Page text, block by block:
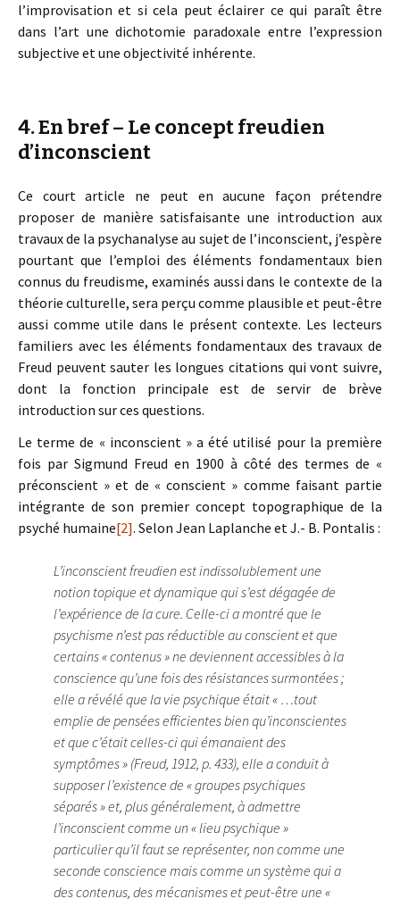
l’improvisation et si cela peut éclairer ce qui paraît être
dans l’art une dichotomie paradoxale entre l’expression
subjective et une objectivité inhérente.
4. En bref – Le concept freudien
d’inconscient
Ce court article ne peut en aucune façon prétendre
proposer de manière satisfaisante une introduction aux
travaux de la psychanalyse au sujet de l’inconscient, j’espère
pourtant que l’emploi des éléments fondamentaux bien
connus du freudisme, examinés aussi dans le contexte de la
théorie culturelle, sera perçu comme plausible et peut-être
aussi comme utile dans le présent contexte. Les lecteurs
familiers avec les éléments fondamentaux des travaux de
Freud peuvent sauter les longues citations qui vont suivre,
dont la fonction principale est de servir de brève
introduction sur ces questions.
Le terme de « inconscient » a été utilisé pour la première
fois par Sigmund Freud en 1900 à côté des termes de «
préconscient » et de « conscient » comme faisant partie
intégrante de son premier concept topographique de la
psyché humaine[2]. Selon Jean Laplanche et J.- B. Pontalis :
L’inconscient freudien est indissolublement une
notion topique et dynamique qui s’est dégagée de
l’expérience de la cure. Celle-ci a montré que le
psychisme n’est pas réductible au conscient et que
certains « contenus » ne deviennent accessibles à la
conscience qu’une fois des résistances surmontées ;
elle a révélé que la vie psychique était « …tout
emplie de pensées efficientes bien qu’inconscientes
et que c’était celles-ci qui émanaient des
symptômes » (Freud, 1912, p. 433), elle a conduit à
supposer l’existence de « groupes psychiques
séparés » et, plus généralement, à admettre
l’inconscient comme un « lieu psychique »
particulier qu’il faut se représenter, non comme une
seconde conscience mais comme un système qui a
des contenus, des mécanismes et peut-être une «